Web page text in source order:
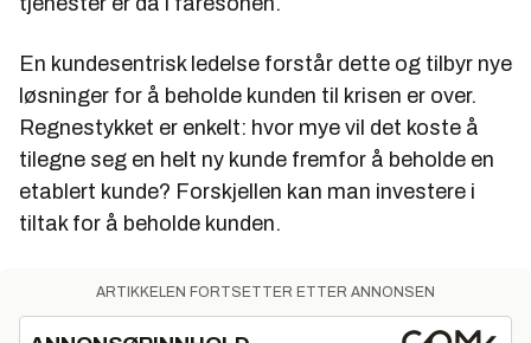
En kundesentrisk ledelse forstår dette og tilbyr nye
løsninger for å beholde kunden til krisen er over.
Regnestykket er enkelt: hvor mye vil det koste å
tilegne seg en helt ny kunde fremfor å beholde en
etablert kunde? Forskjellen kan man investere i
tiltak for å beholde kunden.
ARTIKKELEN FORTSETTER ETTER ANNONSEN